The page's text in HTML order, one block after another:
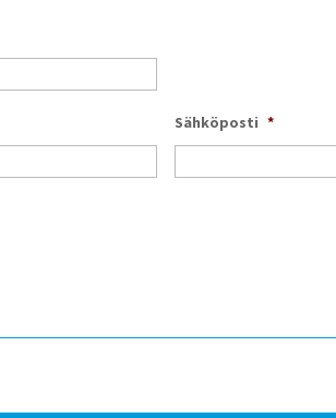
Sähköposti *